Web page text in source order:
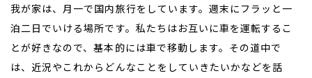
我が家は、月一で国内旅行をしています。週末にフラッと一
泊二日でいける場所です。私たちはお互いに車を運転するこ
とが好きなので、基本的には車で移動します。その道中で
は、近況やこれからどんなことをしていきたいかなどを話